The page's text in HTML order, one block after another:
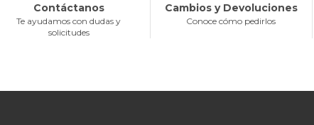
Contáctanos
Te ayudamos con dudas y
solicitudes
Cambios y Devoluciones
Conoce cómo pedirlos